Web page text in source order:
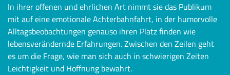
In ihrer offenen und ehrlichen Art nimmt sie das Publikum
mit auf eine emotionale Achterbahnfahrt, in der humorvolle
Alltagsbeobachtungen genauso ihren Platz finden wie
lebensverändernde Erfahrungen. Zwischen den Zeilen geht
es um die Frage, wie man sich auch in schwierigen Zeiten
Leichtigkeit und Hoffnung bewahrt.